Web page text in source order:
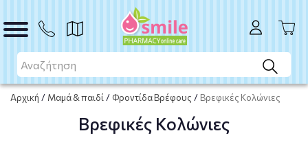
Αρχική / Μαμά & παιδί / Φροντίδα Βρέφους / Βρεφικές Κολώνιες
Βρεφικές Κολώνιες